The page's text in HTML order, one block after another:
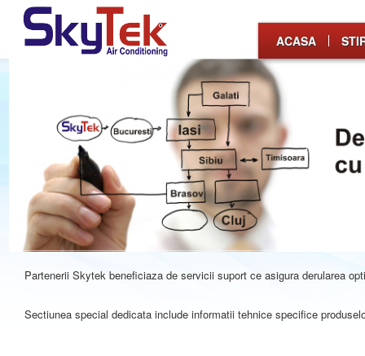
ACASA
Partenerii Skytek beneficiaza de servicii suport ce asigura derularea
Sectiunea special dedicata include informatii tehnice specifice